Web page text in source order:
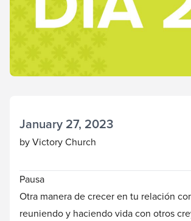
January 27, 2023
by Victory Church
Pausa
Otra manera de crecer en tu relación
reuniendo y haciendo vida con otros